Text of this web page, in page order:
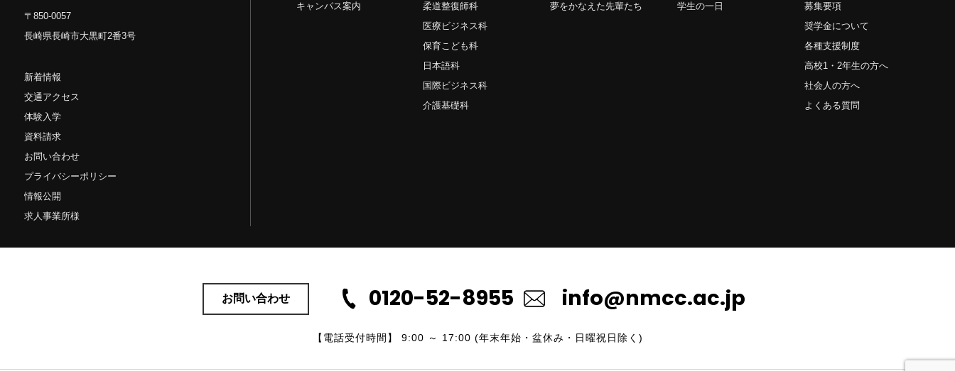
〒850-0057
長崎県長崎市大黒町2番3号
新着情報
交通アクセス
体験入学
資料請求
お問い合わせ
プライバシーポリシー
情報公開
求人事業所様
キャンパス案内
柔道整復師科
医療ビジネス科
保育こども科
日本語科
国際ビジネス科
介護基礎科
夢をかなえた先輩たち
学生の一日
募集要項
奨学金について
各種支援制度
高校1・2年生の方へ
社会人の方へ
よくある質問
お問い合わせ 0120-52-8955 info@nmcc.ac.jp
【電話受付時間】 9:00 ～ 17:00 (年末年始・盆休み・日曜祝日除く)